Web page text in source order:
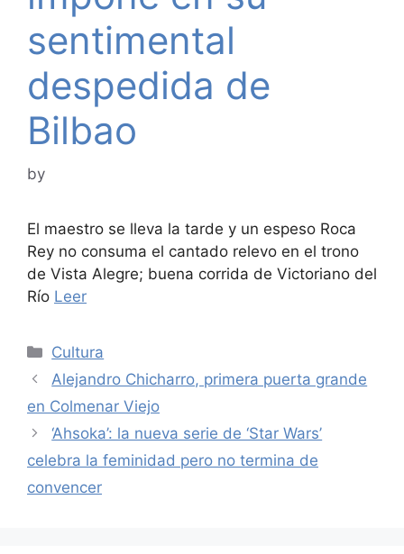
sentimental
despedida de
Bilbao
by
El maestro se lleva la tarde y un espeso Roca
Rey no consuma el cantado relevo en el trono
de Vista Alegre; buena corrida de Victoriano del
Río Leer
Categories
Cultura
Alejandro Chicharro, primera puerta grande
en Colmenar Viejo
‘Ahsoka’: la nueva serie de ‘Star Wars’
celebra la feminidad pero no termina de
convencer